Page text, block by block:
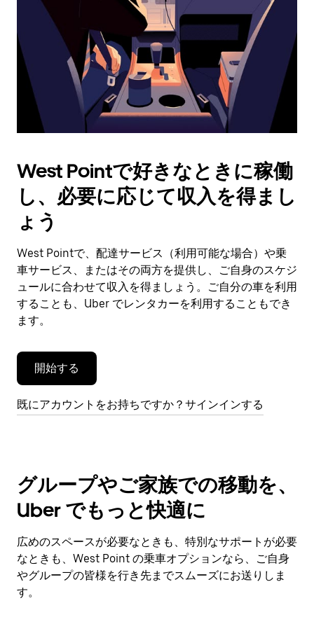
を
選
択
す。
ン
で
カ
ン
ー
を
閉
じ
ま
す。
West Pointで好きなときに稼働
し、必要に応じて収入を得まし
ょう
West Pointで、配達サービス（利用可能な場合）や乗
車サービス、またはその両方を提供し、ご自身のスケジ
ュールに合わせて収入を得ましょう。ご自分の車を利用
することも、Uber でレンタカーを利用することもでき
ます。
開始する
既にアカウントをお持ちですか？サインインする
グループやご家族での移動を、
Uber でもっと快適に
広めのスペースが必要なときも、特別なサポートが必要
なときも、West Point の乗車オプションなら、ご自身
やグループの皆様を行き先までスムーズにお送りしま
す。